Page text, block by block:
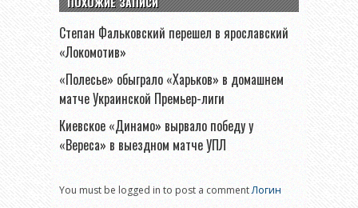
Степан Фальковский перешел в ярославский
«Локомотив»
«Полесье» обыграло «Харьков» в домашнем
матче Украинской Премьер-лиги
Киевское «Динамо» вырвало победу у
«Вереса» в выездном матче УПЛ
You must be logged in to post a commentЛогин